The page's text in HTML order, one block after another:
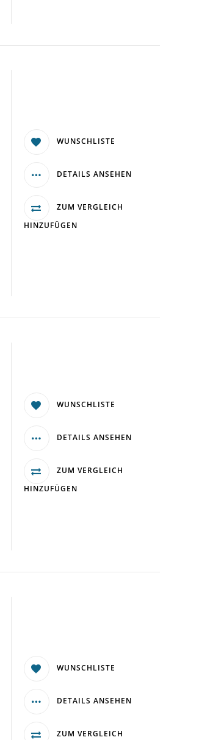
WUNSCHLISTE
DETAILS ANSEHEN
ZUM VERGLEICH
HINZUFÜGEN
WUNSCHLISTE
DETAILS ANSEHEN
ZUM VERGLEICH
HINZUFÜGEN
WUNSCHLISTE
DETAILS ANSEHEN
ZUM VERGLEICH